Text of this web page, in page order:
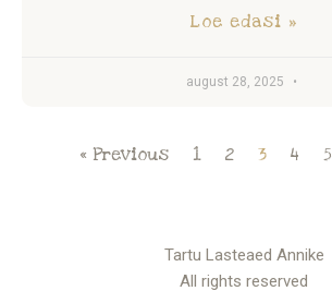
Loe edasi »
august 28, 2025
« Previous 1 2 3 4 5
Tartu Lasteaed Annike
All rights reserved